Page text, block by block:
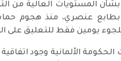
بشأن المستويات العالية من
عنصري، منذ هجوم
يومين فقط للتعليق على
الحكومة الألمانية وجود